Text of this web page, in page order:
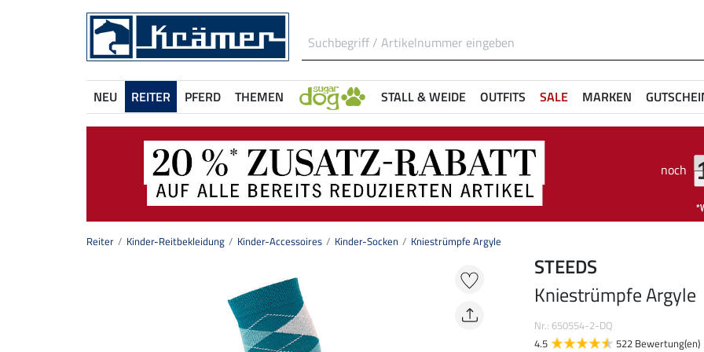
NEU REITER PFERD THEMEN STALL & WEIDE OUTFITS SALE MARKEN
noch
Reiter Kinder-Reitbekleidung Kinder-Accessoires Kinder-Socken Kniestrümpfe Argyle
STEEDS
Kniestrümpfe Argyle
Nr.: 650554-2-DQ
4.5
522 Bewertung(en)